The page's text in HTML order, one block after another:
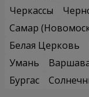
Черкассы
Самар
Белая Церковь
Умань
Бургас